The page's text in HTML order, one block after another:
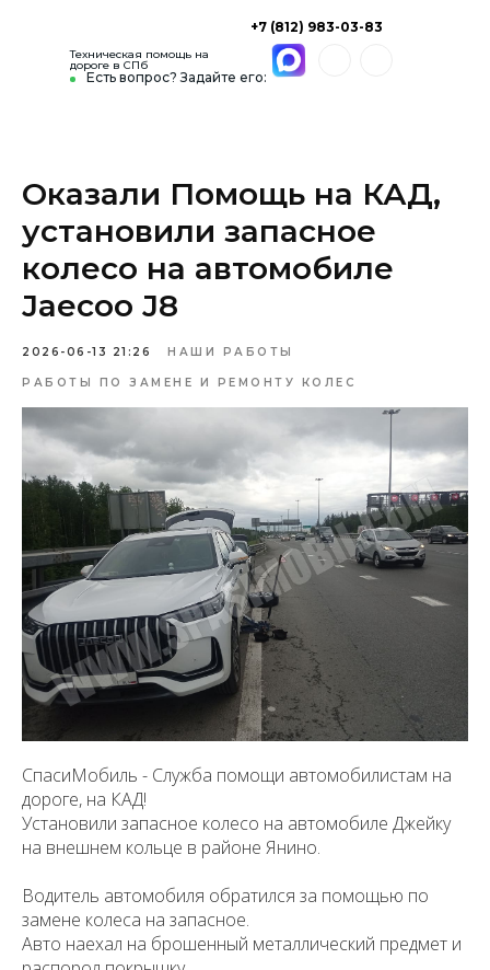
Есть вопрос? Задайте его:
+7 (812) 983-03-83
Техническая помощь на
дороге в СПб
Оказали Помощь на КАД,
установили запасное
колесо на автомобиле
Jaecoo J8
2026-06-13 21:26 НАШИ РАБОТЫ
РАБОТЫ ПО ЗАМЕНЕ И РЕМОНТУ КОЛЕС
СпасиМобиль - Служба помощи автомобилистам на
дороге, на КАД!
Установили запасное колесо на автомобиле Джейку
на внешнем кольце в районе Янино.
Водитель автомобиля обратился за помощью по
замене колеса на запасное.
Авто наехал на брошенный металлический предмет и